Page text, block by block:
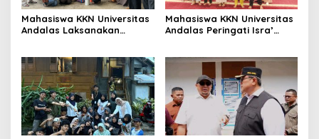
Mahasiswa KKN Universitas
Andalas Laksanakan
Biopori, dan Pestisida
Nabati di Nagari Sungai
Patai
Mahasiswa KKN Universitas
Andalas Peringati Isra’
Akbar di Masjid Ihsan
Sungai Patai